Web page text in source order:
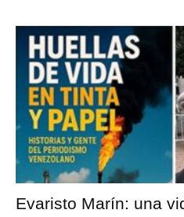
Evaristo Marín: una